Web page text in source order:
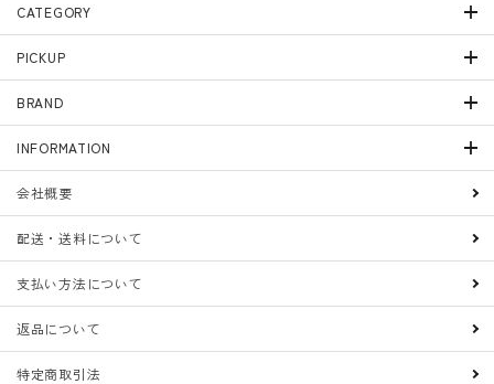
CATEGORY
PICKUP
BRAND
INFORMATION
会社概要
配送・送料について
支払い方法について
返品について
特定商取引法